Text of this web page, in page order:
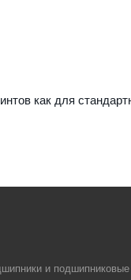
как для
и